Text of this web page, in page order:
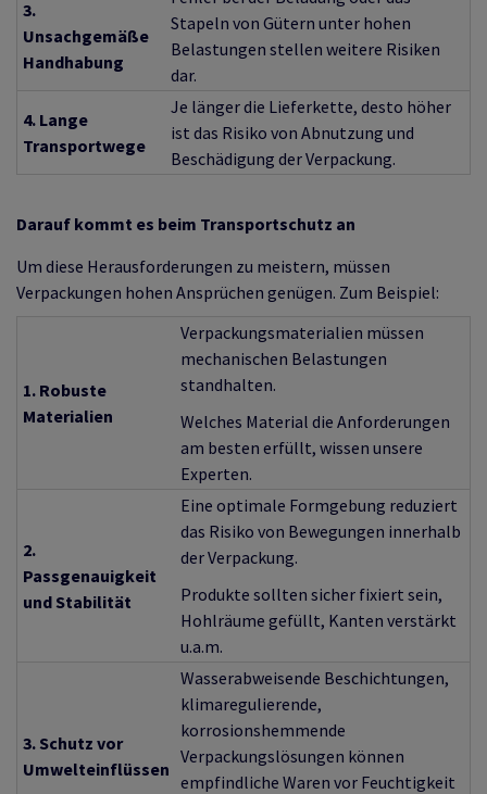
3.
Unsachgemäße
Handhabung
Stapeln von Gütern unter hohen
Belastungen stellen weitere Risiken
dar.
4. Lange
Transportwege
Je länger die Lieferkette, desto höher
ist das Risiko von Abnutzung und
Beschädigung der Verpackung.
Darauf kommt es beim Transportschutz an
Um diese Herausforderungen zu meistern, müssen
Verpackungen hohen Ansprüchen genügen. Zum Beispiel:
1. Robuste
Materialien
Verpackungsmaterialien müssen
mechanischen Belastungen
standhalten.
Welches Material die Anforderungen
am besten erfüllt, wissen unsere
Experten.
2.
Passgenauigkeit
und Stabilität
Eine optimale Formgebung reduziert
das Risiko von Bewegungen innerhalb
der Verpackung.
Produkte sollten sicher fixiert sein,
Hohlräume gefüllt, Kanten verstärkt
u.a.m.
3. Schutz vor
Umwelteinflüssen
Wasserabweisende Beschichtungen,
klimaregulierende,
korrosionshemmende
Verpackungslösungen können
empfindliche Waren vor Feuchtigkeit